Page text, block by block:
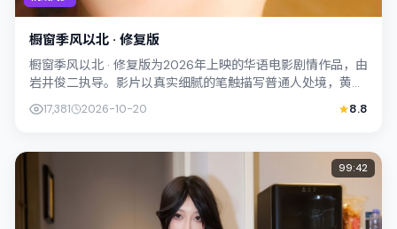
橱窗季风以北 · 修复版
橱窗季风以北 · 修复版为2026年上映的华语电影剧情作品，由
岩井俊二执导。影片以真实细腻的笔触描写普通人处境，黄政
民与孔刘的对手戏张力十足，情...
17,381 2026-10-20 8.8
99:42